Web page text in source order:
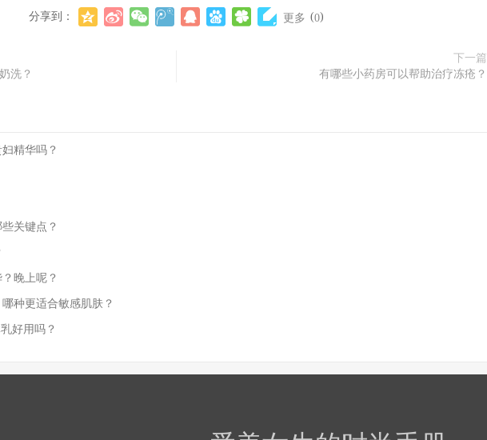
分享到： 更多 (0)
洗？
下一篇
有哪些小药房可以帮助治疗冻疮？
精华吗？
关键点？
晚上呢？
种更适合敏感肌肤？
好用吗？